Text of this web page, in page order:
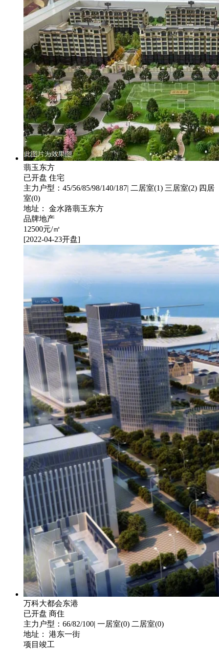
翡玉东方
已开盘 住宅
主力户型：45/56/85/98/140/187| 二居室(1) 三居室(2) 四居
室(0)
地址： 金水路翡玉东方
品牌地产
12500元/㎡
[2022-04-23开盘]
万科大都会东港
已开盘 商住
主力户型：66/82/100| 一居室(0) 二居室(0)
地址： 港东一街
项目竣工